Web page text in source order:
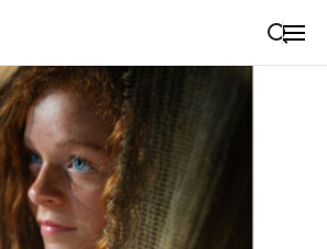
Suche schließen
Wegbeschreibung erhalten